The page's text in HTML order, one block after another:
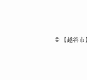
©【越谷市